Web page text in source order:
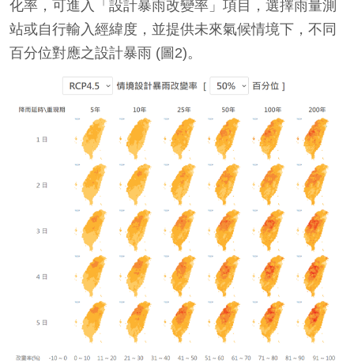
化率，可進入「設計暴雨改變率」項目，選擇雨量測
站或自行輸入經緯度，並提供未來氣候情境下，不同
百分位對應之設計暴雨 (圖2)。